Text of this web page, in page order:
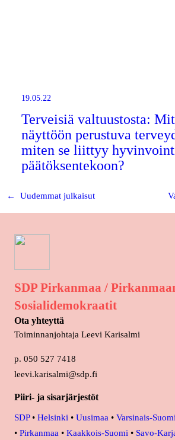
19.05.22
Terveisiä valtuustosta:
näyttöön perustuva
miten se liittyy
päätöksentekoon?
← Uudemmat julkaisut
SDP Pirkanmaa /
Sosialidemokraatit
Ota yhteyttä
Toiminnanjohtaja Leevi Karisalmi
p. 050 527 7418
leevi.karisalmi@sdp.fi
Piiri- ja sisarjärjestöt
SDP• Helsinki • Uusimaa • Varsinais-Suomi
• Pirkanmaa • Kaakkois-Suomi • Savo-